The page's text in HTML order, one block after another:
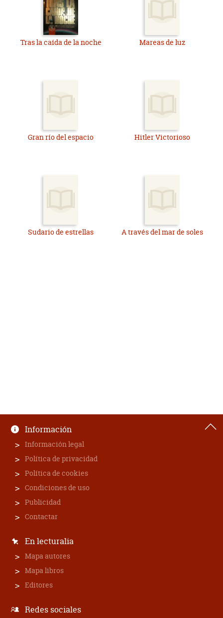
Tras la caída de la noche Mareas de luz
Gran río del espacio Hitler Victorioso
Sudario de estrellas A través del mar de soles
Información
Información legal
Política de privacidad
Política de cookies
Condiciones de uso
Publicidad
Contactar
En lecturalia
Mapa autores
Mapa libros
Editores
Redes sociales